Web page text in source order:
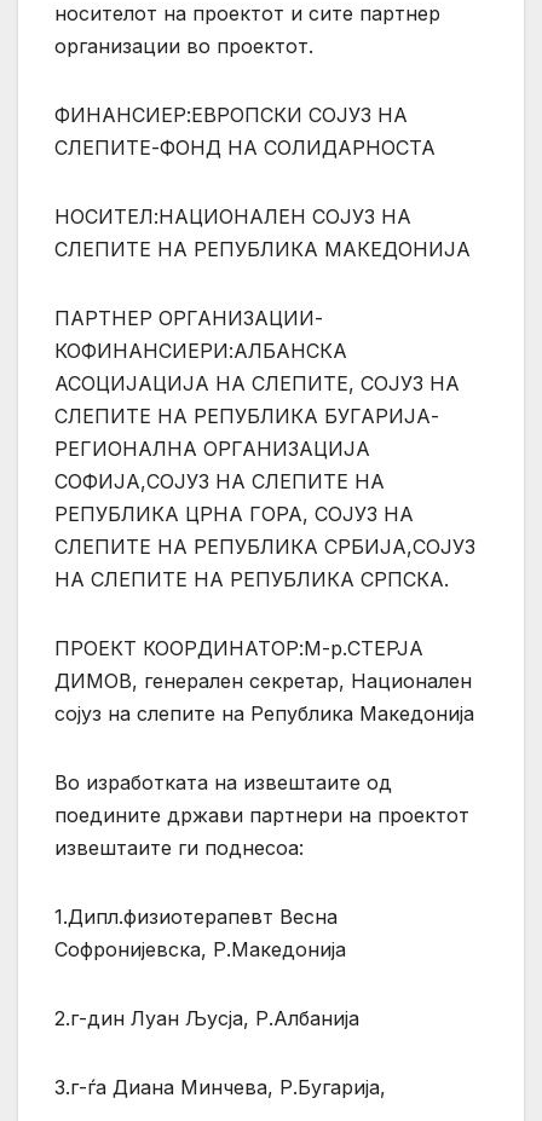
носителот на проектот и сите партнер
организации во проектот.
ФИНАНСИЕР:ЕВРОПСКИ СОЈУЗ НА
СЛЕПИТЕ-ФОНД НА СОЛИДАРНОСТА
НОСИТЕЛ:НАЦИОНАЛЕН СОЈУЗ НА
СЛЕПИТЕ НА РЕПУБЛИКА МАКЕДОНИЈА
ПАРТНЕР ОРГАНИЗАЦИИ-
КОФИНАНСИЕРИ:АЛБАНСКА
АСОЦИЈАЦИЈА НА СЛЕПИТЕ, СОЈУЗ НА
СЛЕПИТЕ НА РЕПУБЛИКА БУГАРИЈА-
РЕГИОНАЛНА ОРГАНИЗАЦИЈА
СОФИЈА,СОЈУЗ НА СЛЕПИТЕ НА
РЕПУБЛИКА ЦРНА ГОРА, СОЈУЗ НА
СЛЕПИТЕ НА РЕПУБЛИКА СРБИЈА,СОЈУЗ
НА СЛЕПИТЕ НА РЕПУБЛИКА СРПСКА.
ПРОЕКТ КООРДИНАТОР:М-р.СТЕРЈА
ДИМОВ, генерален секретар, Национален
сојуз на слепите на Република Македонија
Во изработката на извештаите од
поедините држави партнери на проектот
извештаите ги поднесоа:
1.Дипл.физиотерапевт Весна
Софронијевска, Р.Македонија
2.г-дин Луан Љусја, Р.Албанија
3.г-ѓа Диана Минчева, Р.Бугарија,